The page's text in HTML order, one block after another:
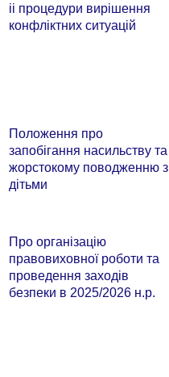
іі процедури вирішення
конфліктних ситуацій
Положення про
запобігання насильству та
жорстокому поводженню з
дітьми
Про організацію
правовиховної роботи та
проведення заходів
безпеки в 2025/2026 н.р.